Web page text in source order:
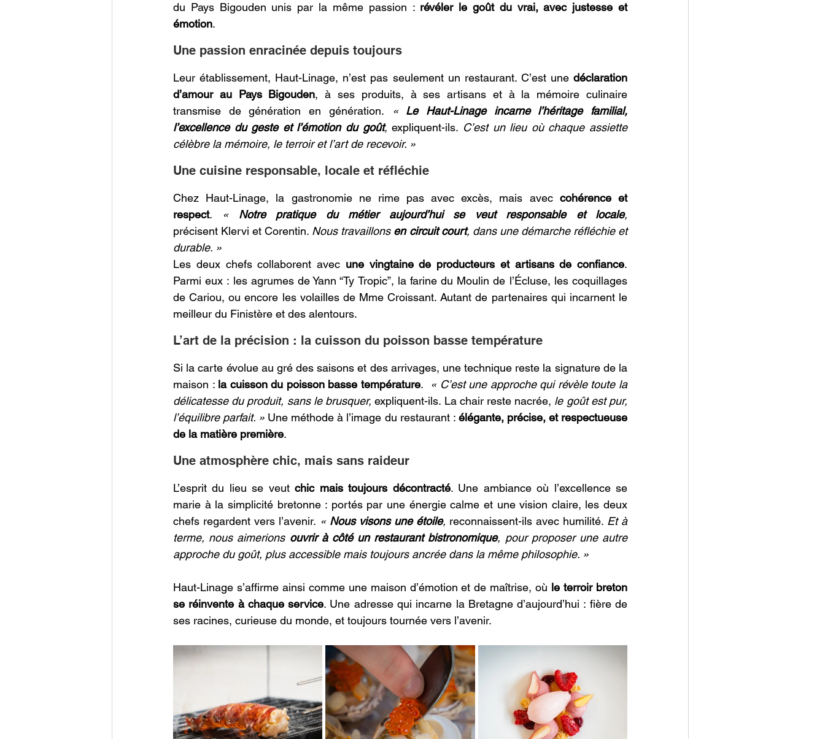
du Pays Bigouden unis par la même passion : révéler le goût du vrai, avec justesse et
émotion.
Une passion enracinée depuis toujours
Leur établissement, Haut-Linage, n’est pas seulement un restaurant. C’est une déclaration
d’amour au Pays Bigouden, à ses produits, à ses artisans et à la mémoire culinaire
transmise de génération en génération.
« Le Haut-Linage incarne l’héritage familial,
l’excellence du geste et l’émotion du goût, expliquent-ils. C’est un lieu où chaque assiette
célèbre la mémoire, le terroir et l’art de recevoir. »
Une cuisine responsable, locale et réfléchie
Chez Haut-Linage, la gastronomie ne rime pas avec excès, mais avec cohérence et
respect. « Notre pratique du métier aujourd’hui se veut responsable et locale
précisent Klervi et Corentin. Nous travaillons en circuit court, dans une démarche réfléchie et
durable. »
Les deux chefs collaborent avec une vingtaine de producteurs et artisans de confiance.
Parmi eux : les agrumes de Yann “Ty Tropic”, la farine du Moulin de l’Écluse, les coquillages
de Cariou, ou encore les volailles de Mme Croissant. Autant de partenaires qui incarnent le
meilleur du Finistère et des alentours.
L’art de la précision : la cuisson du poisson basse température
Si la carte évolue au gré des saisons et des arrivages, une technique reste la signature de la
maison : la cuisson du poisson basse température.
« C’est une approche qui révèle toute la
délicatesse du produit, sans le brusquer, expliquent-ils. La chair reste nacrée, le goût est pur,
l’équilibre parfait. » Une méthode à l’image du restaurant : élégante, précise, et respectueuse
de la matière première.
Une atmosphère chic, mais sans raideur
L’esprit du lieu se veut chic mais toujours décontracté. Une ambiance où l’excellence se
marie à la simplicité bretonne : portés par une énergie calme et une vision claire, les deux
chefs regardent vers l’avenir. « Nous visons une étoile, reconnaissent-ils avec humilité. Et à
terme, nous aimerions ouvrir à côté un restaurant bistronomique, pour proposer une autre
approche du goût, plus accessible mais toujours ancrée dans la même philosophie. »
Haut-Linage s’affirme ainsi comme une maison d’émotion et de maîtrise, où le terroir breton
se réinvente à chaque service. Une adresse qui incarne la Bretagne d’aujourd’hui : fière de
ses racines, curieuse du monde, et toujours tournée vers l’avenir.